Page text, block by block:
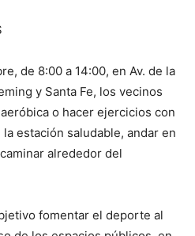
de 8:00 a 14:00, en Av. de la
y Santa Fe, los vecinos
o hacer ejercicios con
estación saludable, andar en
alrededor del
fomentar el deporte al